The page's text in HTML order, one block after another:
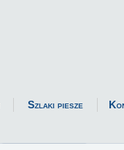
Szlaki piesze